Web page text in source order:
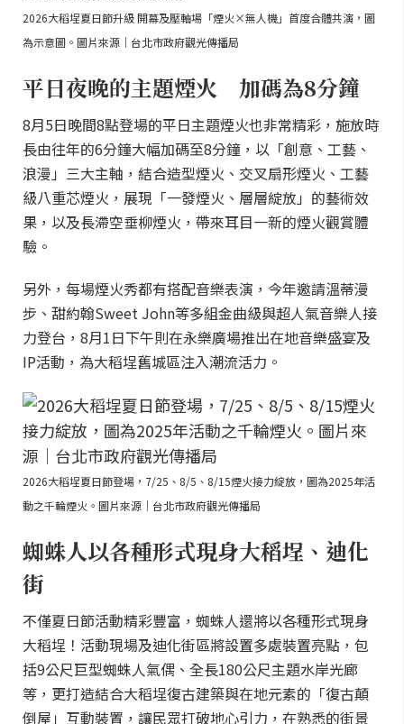
2026大稻埕夏日節升級 開幕及壓軸場「煙火×無人機」首度合體共演，圖
為示意圖。圖片來源｜台北市政府觀光傳播局
平日夜晚的主題煙火 加碼為8分鐘
8月5日晚間8點登場的平日主題煙火也非常精彩，施放時
長由往年的6分鐘大幅加碼至8分鐘，以「創意、工藝、
浪漫」三大主軸，結合造型煙火、交叉扇形煙火、工藝
級八重芯煙火，展現「一發煙火、層層綻放」的藝術效
果，以及長滯空垂柳煙火，帶來耳目一新的煙火觀賞體
驗。
另外，每場煙火秀都有搭配音樂表演，今年邀請溫蒂漫
步、甜約翰Sweet John等多組金曲級與超人氣音樂人接
力登台，8月1日下午則在永樂廣場推出在地音樂盛宴及
IP活動，為大稻埕舊城區注入潮流活力。
2026大稻埕夏日節登場，7/25、8/5、8/15煙火接力綻放，圖為2025年活
動之千輪煙火。圖片來源｜台北市政府觀光傳播局
蜘蛛人以各種形式現身大稻埕、迪化
街
不僅夏日節活動精彩豐富，蜘蛛人還將以各種形式現身
大稻埕！活動現場及迪化街區將設置多處裝置亮點，包
括9公尺巨型蜘蛛人氣偶、全長180公尺主題水岸光廊
等，更打造結合大稻埕復古建築與在地元素的「復古顛
倒屋」互動裝置，讓民眾打破地心引力，在熟悉的街景